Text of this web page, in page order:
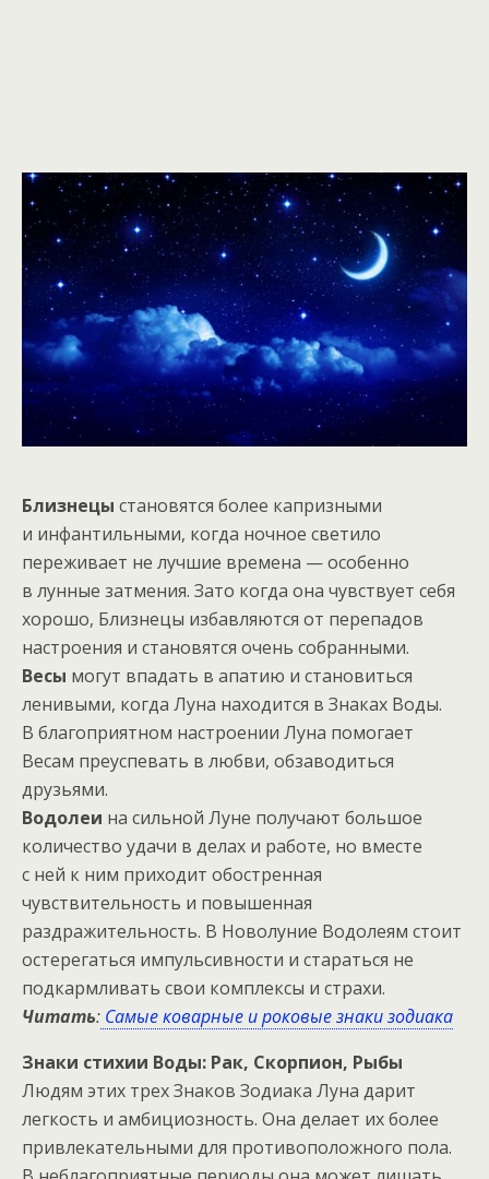
Близнецы становятся более капризными
и инфантильными, когда ночное светило
переживает не лучшие времена — особенно
в лунные затмения. Зато когда она чувствует себя
хорошо, Близнецы избавляются от перепадов
настроения и становятся очень собранными.
Весы могут впадать в апатию и становиться
ленивыми, когда Луна находится в Знаках Воды.
В благоприятном настроении Луна помогает
Весам преуспевать в любви, обзаводиться
друзьями.
Водолеи на сильной Луне получают большое
количество удачи в делах и работе, но вместе
с ней к ним приходит обостренная
чувствительность и повышенная
раздражительность. В Новолуние Водолеям стоит
остерегаться импульсивности и стараться не
подкармливать свои комплексы и страхи.
Читать: Самые коварные и роковые знаки зодиака
Знаки стихии Воды: Рак, Скорпион, Рыбы
Людям этих трех Знаков Зодиака Луна дарит
легкость и амбициозность. Она делает их более
привлекательными для противоположного пола.